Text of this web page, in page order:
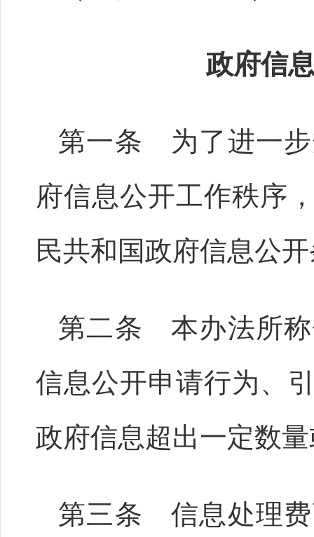
政府信
第一条 为了进一步
府信息公开工作秩序
民共和国政府信息公
第二条 本办法所称
信息公开申请行为、
政府信息超出一定数
第三条 信息处理费